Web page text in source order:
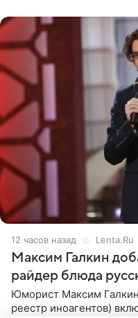
12 часов назад Lenta.Ru
Максим Галкин
райдер блюда
Юморист Максим
реестр иноагентов)